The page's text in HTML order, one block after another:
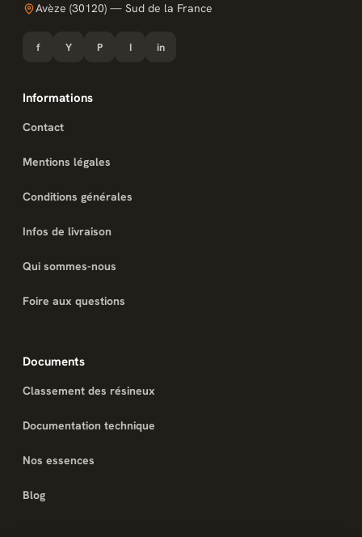
Avèze (30120) — Sud de la France
f Y P I in
Informations
Contact
Mentions légales
Conditions générales
Infos de livraison
Qui sommes-nous
Foire aux questions
Documents
Classement des résineux
Documentation technique
Nos essences
Blog